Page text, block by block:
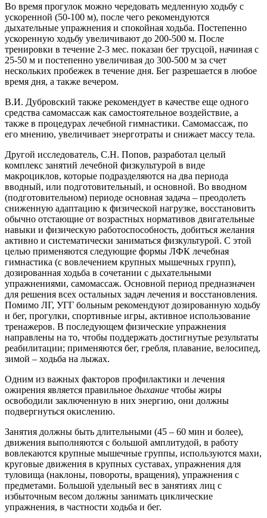
Во время прогулок можно чередовать медленную ходьбу с
ускоренной (50-100 м), после чего рекомендуются
дыхательные упражнения и спокойная ходьба. Постепенно
ускоренную ходьбу увеличивают до 200-500 м. После
тренировки в течение 2-3 мес. показан бег трусцой, начиная с
25-50 м и постепенно увеличивая до 300-500 м за счет
нескольких пробежек в течение дня. Бег разрешается в любое
время дня, а также вечером.
В.И. Дубровский также рекомендует в качестве еще одного
средства самомассаж как самостоятельное воздействие, а
также в процедурах лечебной гимнастики. Самомассаж, по
его мнению, увеличивает энерготраты и снижает массу тела.
Другой исследователь, С.Н. Попов, разработал целый
комплекс занятий лечебной физкультурой в виде
макроциклов, которые подразделяются на два периода
вводный, или подготовительный, и основной. Во вводном
(подготовительном) периоде основная задача – преодолеть
сниженную адаптацию к физической нагрузке, восстановить
обычно отстающие от возрастных нормативов двигательные
навыки и физическую работоспособность, добиться желания
активно и систематически заниматься физкультурой. С этой
целью применяются следующие формы ЛФК лечебная
гимнастика (с вовлечением крупных мышечных групп),
дозированная ходьба в сочетании с дыхательными
упражнениями, самомассаж. Основной период предназначен
для решения всех остальных задач лечения и восстановления.
Помимо ЛГ, УГГ больным рекомендуют дозированную ходьбу
и бег, прогулки, спортивные игры, активное использование
тренажеров. В последующем физические упражнения
направлены на то, чтобы поддержать достигнутые результаты
реабилитации; применяются бег, гребля, плавание, велосипед,
зимой – ходьба на лыжах.
Одним из важных факторов профилактики и лечения
ожирения является правильное дыхание чтобы жиры
освободили заключенную в них энергию, они должны
подвергнуться окислению.
Занятия должны быть длительными (45 – 60 мин и более),
движения выполняются с большой амплитудой, в работу
вовлекаются крупные мышечные группы, используются махи,
круговые движения в крупных суставах, упражнения для
туловища (наклоны, повороты, вращения), упражнения с
предметами. Большой удельный вес в занятиях лиц с
избыточным весом должны занимать циклические
упражнения, в частности ходьба и бег.